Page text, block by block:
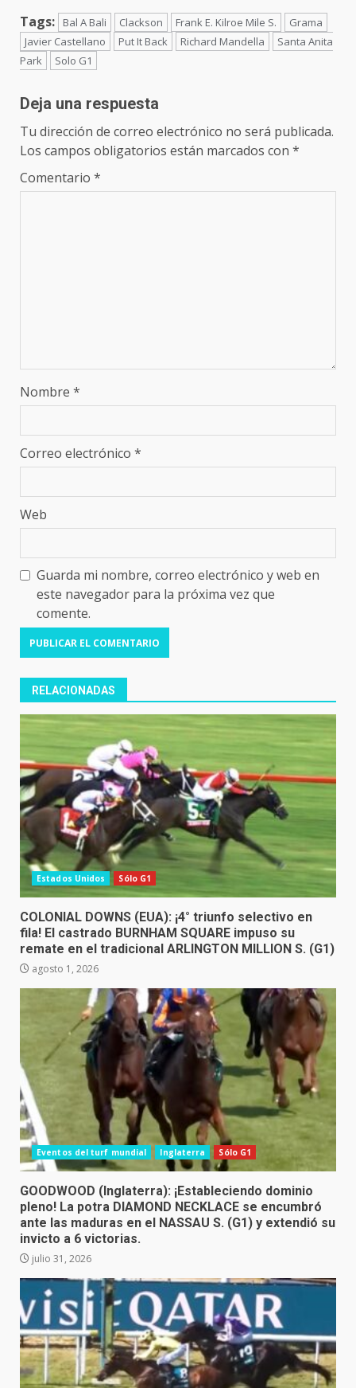
Tags: Bal A Bali Clackson Frank E. Kilroe Mile S.
Grama
Javier Castellano
Put It Back Richard Mandella
Santa Anita
Park
Solo G1
Deja una respuesta
Tu dirección de correo electrónico no será publicada.
Los campos obligatorios están marcados con *
Comentario *
Nombre *
Correo electrónico *
Web
Guarda mi nombre, correo electrónico y web en
este navegador para la próxima vez que
comente.
RELACIONADAS
Estados Unidos Sólo G1
COLONIAL DOWNS (EUA): ¡4° triunfo selectivo en
fila! El castrado BURNHAM SQUARE impuso su
remate en el tradicional ARLINGTON MILLION S. (G1)
agosto 1, 2026
Eventos del turf mundial Inglaterra Sólo G1
GOODWOOD (Inglaterra): ¡Estableciendo dominio
pleno! La potra DIAMOND NECKLACE se encumbró
ante las maduras en el NASSAU S. (G1) y extendió su
invicto a 6 victorias.
julio 31, 2026